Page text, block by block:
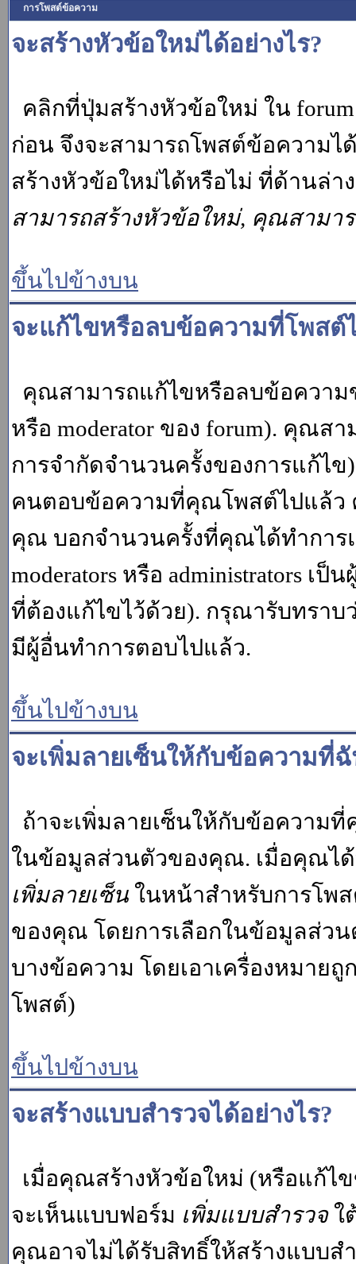
การโพสต์ข้อความ
จะสร้างหัวข้อใหม่ได้อย่างไร?
คลิกที่ปุ่มสร้างหัวข้อใหม่ ใน
ก่อน จึงจะสามารถโพสต์ข้อความ
สร้างหัวข้อใหม่ได้หรือไม่ ที่ด้านล่
สามารถสร้างหัวข้อใหม่, คุณสามา
ขึ้นไปข้างบน
จะแก้ไขหรือลบข้อความที่โพสต์
คุณสามารถแก้ไขหรือลบข้อความ
หรือ moderator ของ forum). คุณส
การจำกัดจำนวนครั้งของการแก้ไ
คนตอบข้อความที่คุณโพสต์ไปแล้ว
คุณ บอกจำนวนครั้งที่คุณได้ทำการ
moderators หรือ administrators เ
ที่ต้องแก้ไขไว้ด้วย). กรุณารับทรา
มีผู้อื่นทำการตอบไปแล้ว.
ขึ้นไปข้างบน
จะเพิ่มลายเซ็นให้กับข้อความที่
ถ้าจะเพิ่มลายเซ็นให้กับข้อความ
ในข้อมูลส่วนตัวของคุณ. เมื่อคุณไ
เพิ่มลายเซ็น ในหน้าสำหรับการโพ
ของคุณ โดยการเลือกในข้อมูลส่ว
บางข้อความ โดยเอาเครื่องหมาย
โพสต์)
ขึ้นไปข้างบน
จะสร้างแบบสำรวจได้อย่างไร?
เมื่อคุณสร้างหัวข้อใหม่ (หรือแก้
จะเห็นแบบฟอร์ม เพิ่มแบบสำรวจใ
คุณอาจไม่ได้รับสิทธิ์ให้สร้างแบบส